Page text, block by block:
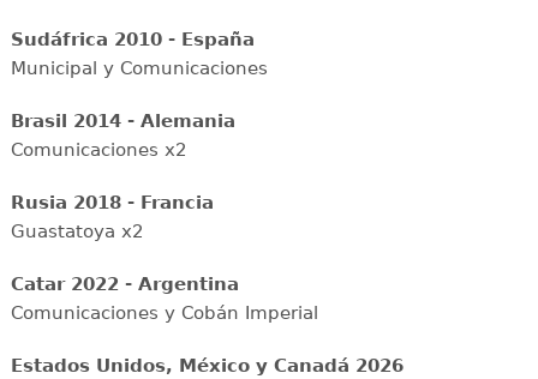
Sudáfrica 2010 - España
Municipal y Comunicaciones
Brasil 2014 - Alemania
Comunicaciones x2
Rusia 2018 - Francia
Guastatoya x2
Catar 2022 - Argentina
Comunicaciones y Cobán Imperial
Estados Unidos, México y Canadá 2026